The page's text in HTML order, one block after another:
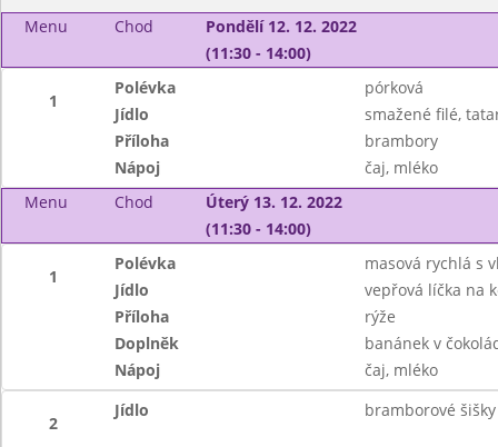
Menu Chod
Pondělí 12. 12. 2022
(11:30 - 14:00)
1
Polévka
pórková
Jídlo
smažené filé,
Příloha
brambory
Nápoj
čaj, mléko
Menu
Chod
Úterý 13. 12. 2022
(11:30 - 14:00)
1
Polévka
masová rychlá s
Jídlo
vepřová líčka na
Příloha
rýže
Doplněk
banánek v
Nápoj
čaj, mléko
2
Jídlo bramborové